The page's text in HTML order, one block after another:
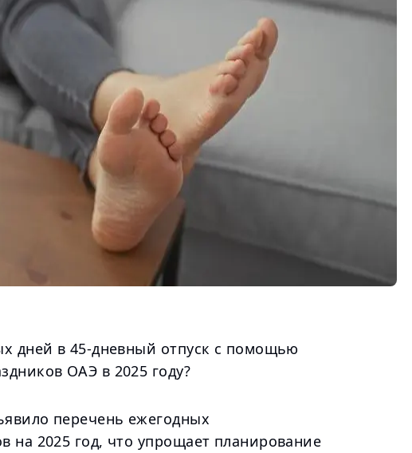
дней в 45-дневный отпуск с помощью
ОАЭ в 2025 году?
перечень ежегодных
на 2025 год, что упрощает планирование